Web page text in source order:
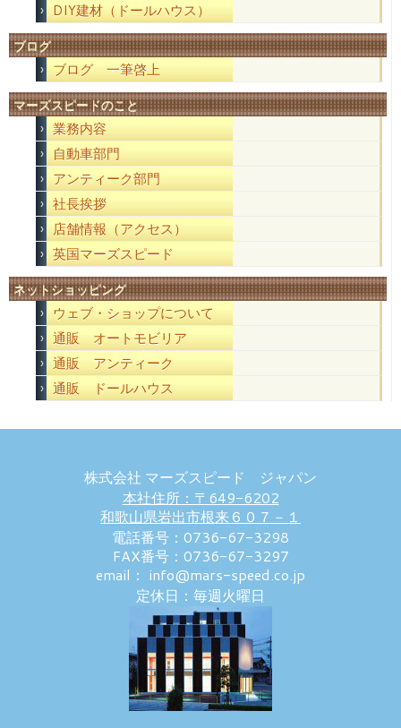
DIY建材（ドールハウス）
ブログ
ブログ 一筆啓上
マーズスピードのこと
業務内容
自動車部門
アンティーク部門
社長挨拶
店舗情報（アクセス）
英国マーズスピード
ネットショッピング
ウェブ・ショップについて
通販 オートモビリア
通販 アンティーク
通販 ドールハウス
株式会社 マーズスピード ジャパン
本社住所：〒649-6202
和歌山県岩出市根来６０７－１
電話番号：0736-67-3298
FAX番号：0736-67-3297
email： info@mars-speed.co.jp
定休日：毎週火曜日